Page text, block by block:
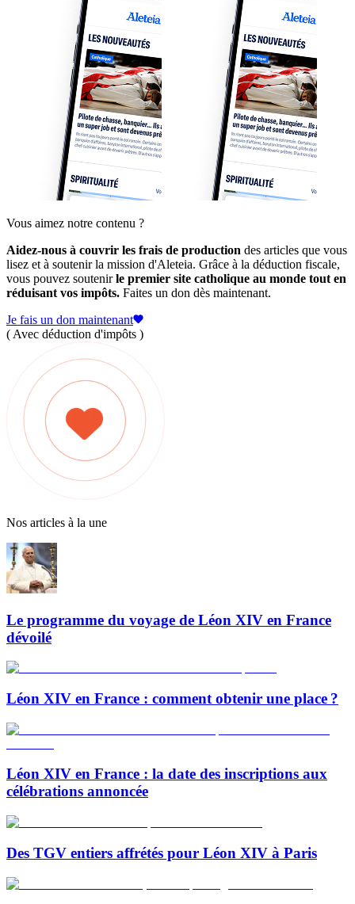
Vous aimez notre contenu ?
Aidez-nous à couvrir les frais de production des articles que vous
lisez et à soutenir la mission d'Aleteia. Grâce à la déduction fiscale,
vous pouvez soutenirle premier site catholique au monde tout en
réduisant vos impôts. Faites un don dès maintenant.
Je fais un don maintenant
( Avec déduction d'impôts )
Nos articles à la une
Le programme du voyage de Léon XIV en France
dévoilé
Léon XIV en France : comment obtenir une place ?
Léon XIV en France : la date des inscriptions aux
célébrations annoncée
Des TGV entiers affrétés pour Léon XIV à Paris